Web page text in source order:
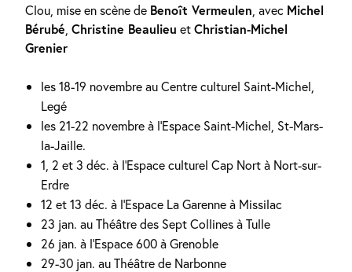
Clou, mise en scène de Benoît Vermeulen , avec Michel
Bérubé Christine Beaulieu etChristian-Michel
Grenier
les 18-19 novembre au Centre culturel Saint-Michel,
Legé
les 21-22 novembre à l’Espace Saint-Michel, St-Mars-
la-Jaille.
1, 2 et 3 déc. à l’Espace culturel Cap Nort à Nort-sur-
Erdre
12 et 13 déc. à l’Espace La Garenne à Missilac
23 jan. au Théâtre des Sept Collines à Tulle
26 jan. à l’Espace 600 à Grenoble
29-30 jan. au Théâtre de Narbonne